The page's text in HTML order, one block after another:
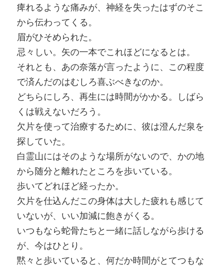
痺れるような痛みが、神経を失ったはずのそこ
から伝わってくる。
眉がひそめられた。
忌々しい。矢の一本でこれほどになるとは。
それとも、あの奈落が言ったように、この程度
で済んだのはむしろ喜ぶべきなのか。
どちらにしろ、再生には時間がかかる。しばら
くは戦えないだろう。
欠片を使って治療するために、彼は澄んだ泉を
探していた。
白霊山にはそのような場所がないので、かの地
から随分と離れたところを歩いている。
歩いてどれほど経ったか。
欠片を仕込んだこの身体は大した疲れも感じて
いないが、いい加減に飽きがくる。
いつもなら蛇骨たちと一緒に話しながら歩ける
が、今はひとり。
黙々と歩いていると、何だか時間がとてつもな